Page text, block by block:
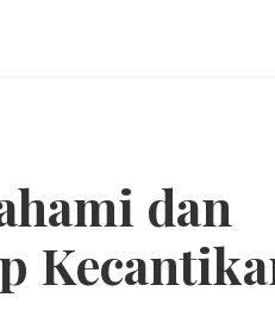
dan